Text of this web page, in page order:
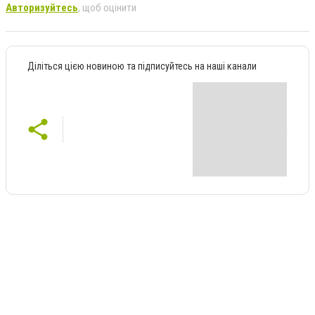
Авторизуйтесь, щоб оцінити
Діліться цією новиною та підписуйтесь на наші канали